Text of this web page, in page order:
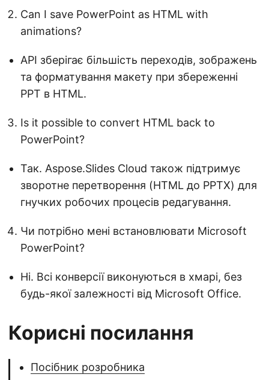
Can I save PowerPoint as HTML with
animations?
API зберігає більшість переходів, зображень
та форматування макету при збереженні
PPT в HTML.
Is it possible to convert HTML back to
PowerPoint?
Так. Aspose.Slides Cloud також підтримує
зворотне перетворення (HTML до PPTX) для
гнучких робочих процесів редагування.
Чи потрібно мені встановлювати Microsoft
PowerPoint?
Ні. Всі конверсії виконуються в хмарі, без
будь-якої залежності від Microsoft Office.
Корисні посилання
Посібник розробника